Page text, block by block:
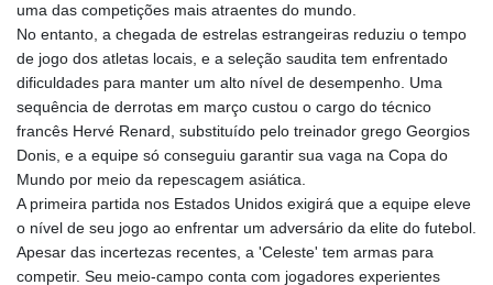
LVL 0.699335
LYD 7.331909
MAD 10.743067
MDL 20.044751
MGA
4918.938878
MMK
2427.363841
MNT
4157.293457
uma das competições mais atraentes do mundo.
No entanto, a chegada de estrelas estrangeiras reduziu o tempo
de jogo dos atletas locais, e a seleção saudita tem enfrentado
dificuldades para manter um alto nível de desempenho. Uma
sequência de derrotas em março custou o cargo do técnico
francês Hervé Renard, substituído pelo treinador grego Georgios
Donis, e a equipe só conseguiu garantir sua vaga na Copa do
Mundo por meio da repescagem asiática.
A primeira partida nos Estados Unidos exigirá que a equipe eleve
o nível de seu jogo ao enfrentar um adversário da elite do futebol.
Apesar das incertezas recentes, a 'Celeste' tem armas para
competir. Seu meio-campo conta com jogadores experientes